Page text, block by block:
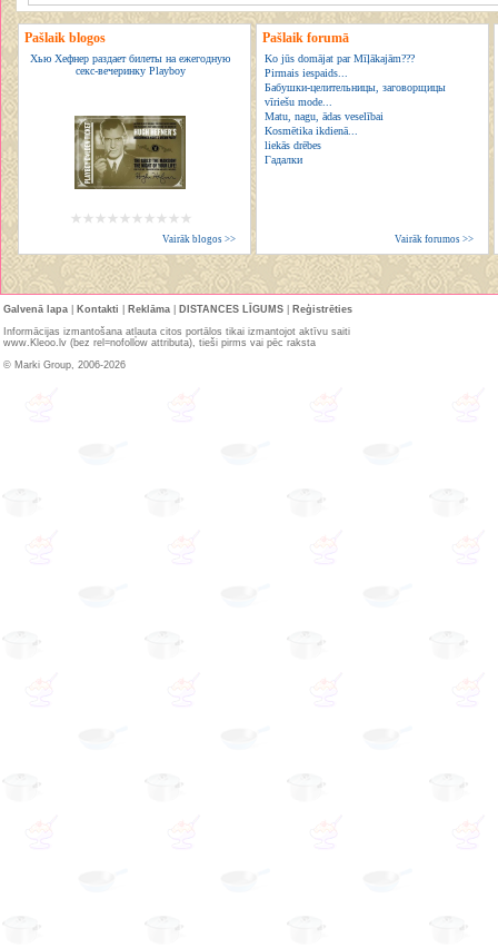
Pašlaik blogos
Хью Хефнер раздает билеты на ежегодную
секс-вечеринку Playboy
Vairāk blogos >>
Pašlaik forumā
Ko jūs domājat par Mīļākajām???
Pirmais iespaids...
Бабушки-целительницы, заговорщицы
vīriešu mode...
Matu, nagu, ādas veselībai
Kosmētika ikdienā...
liekās drēbes
Гадалки
Vairāk forumos >>
Galvenā lapa Kontakti Reklāma DISTANCES LĪGUMS
Reģistrēties
Informācijas izmantošana atļauta citos portālos tikai izmantojot aktīvu saiti
www.Kleoo.lv (bez rel=nofollow attributa), tieši pirms vai pēc raksta
© Marki Group, 2006-2026